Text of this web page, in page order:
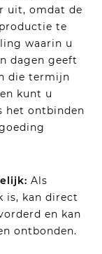
uit, omdat de
te
waarin u
dagen geeft
die termijn
kunt u
het ontbinden
Als
is, kan direct
en kan
ontbonden.